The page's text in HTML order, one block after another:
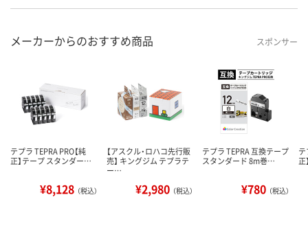
メーカーからのおすすめ商品 スポンサー
テプラ TEPRA PRO【純
正】テープ スタンダー…
¥8,128 （税込）
【アスクル・ロハコ先行販
売】 キングジム テプラテ
ー…
¥2,980 （税込）
テプラ TEPRA 互換テープ
スタンダード 8m巻…
¥780 （税込）
テ